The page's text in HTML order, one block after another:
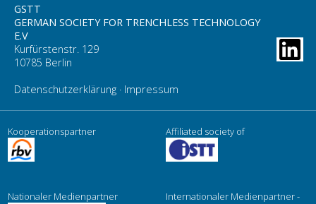
GSTT
GERMAN SOCIETY FOR TRENCHLESS TECHNOLOGY
E.V
Kurfürstenstr. 129
10785 Berlin
Datenschutzerklärung · Impressum
Kooperationspartner Affiliated society of
Nationaler Medienpartner
Internationaler Medienpartner -